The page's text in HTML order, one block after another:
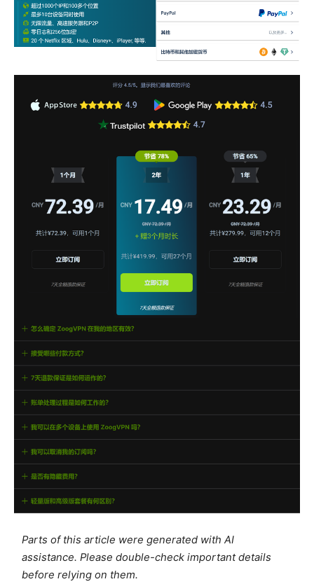
Parts of this article were generated with AI
assistance. Please double-check important details
before relying on them.